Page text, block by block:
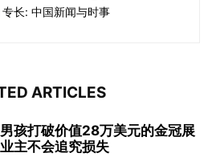
专长: 中国新闻与时事
ARTICLES
孩打破价值28万美元的金冠展
主不会追究损失